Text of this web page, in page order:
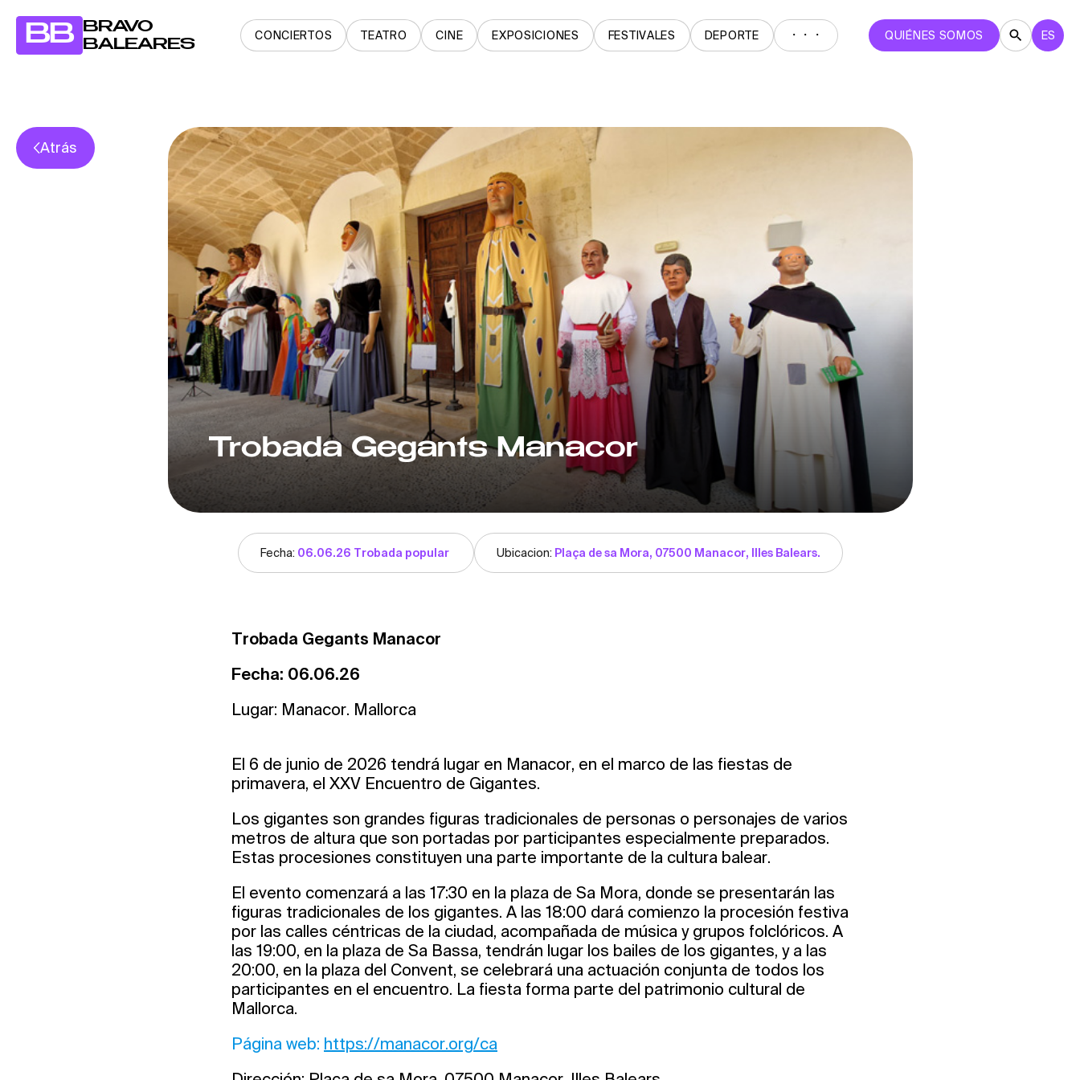
BB
BRAVO
BALEARES
CONCIERTOS TEATRO CINE EXPOSICIONES FESTIVALES DEPORTE ・・・ QUIÉNES SOMOS ES
Atrás
Trobada Gegants Manacor
Fecha: 06.06.26 Trobada popular Ubicacion: Plaça de sa Mora, 07500 Manacor, Illes Balears.
Trobada Gegants Manacor
Fecha: 06.06.26
Lugar: Manacor. Mallorca
El 6 de junio de 2026 tendrá lugar en Manacor, en el marco de las fiestas de
primavera, el XXV Encuentro de Gigantes.
Los gigantes son grandes figuras tradicionales de personas o personajes de varios
metros de altura que son portadas por participantes especialmente preparados.
Estas procesiones constituyen una parte importante de la cultura balear.
El evento comenzará a las 17:30 en la plaza de Sa Mora, donde se presentarán las
figuras tradicionales de los gigantes. A las 18:00 dará comienzo la procesión festiva
por las calles céntricas de la ciudad, acompañada de música y grupos folclóricos. A
las 19:00, en la plaza de Sa Bassa, tendrán lugar los bailes de los gigantes, y a las
20:00, en la plaza del Convent, se celebrará una actuación conjunta de todos los
participantes en el encuentro. La fiesta forma parte del patrimonio cultural de
Mallorca.
Página web: https://manacor.org/ca